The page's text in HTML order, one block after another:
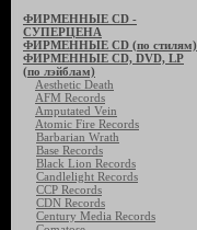
ФИРМЕННЫЕ CD -
СУПЕРЦЕНА
ФИРМЕННЫЕ CD (по стилям)
ФИРМЕННЫЕ CD, DVD, LP
(по лэйблам)
Aesthetic Death
AFM Records
Amputated Vein
Atomic Fire Records
Barbarian Wrath
Base Records
Black Lion Records
Candlelight Records
CCP Records
CDN Records
Century Media Records